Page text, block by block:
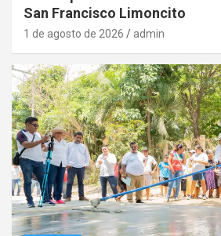
San Francisco Limoncito
1 de agosto de 2026 admin